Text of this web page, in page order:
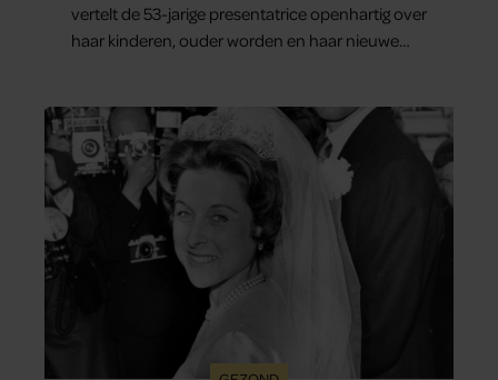
vertelt de 53-jarige presentatrice openhartig over
haar kinderen, ouder worden en haar nieuwe
dag het meest bezighouden.